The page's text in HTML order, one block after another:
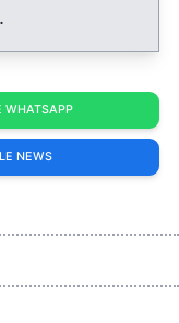
.
WHATSAPP
NEWS